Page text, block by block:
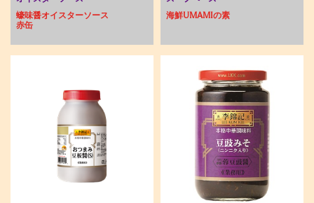
蠔味醤オイスターソース
赤缶
海鮮UMAMIの素